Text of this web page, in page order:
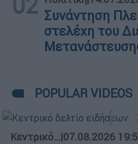
Συνάντηση
στελέχη του
POPULAR VIDEOS
Κεντρικό...|07.08.2026